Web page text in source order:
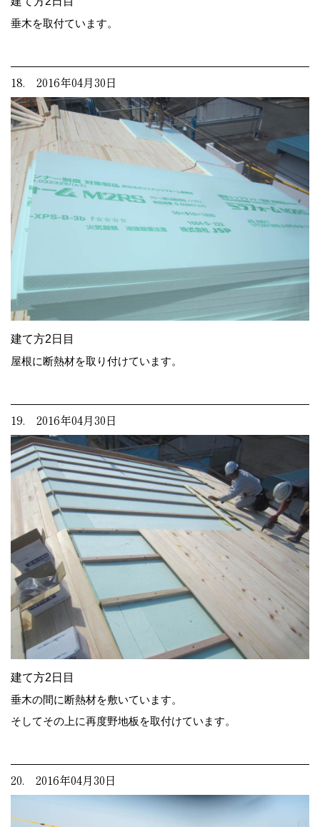
垂木を取付ています。
18. 2016年04月30日
建て方2日目
屋根に断熱材を取り付けています。
19. 2016年04月30日
建て方2日目
垂木の間に断熱材を敷いています。
そしてその上に再度野地板を取付けています。
20. 2016年04月30日